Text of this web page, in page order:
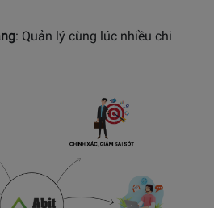
: Quản lý cùng lúc nhiều chi